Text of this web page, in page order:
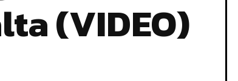
(VIDEO)